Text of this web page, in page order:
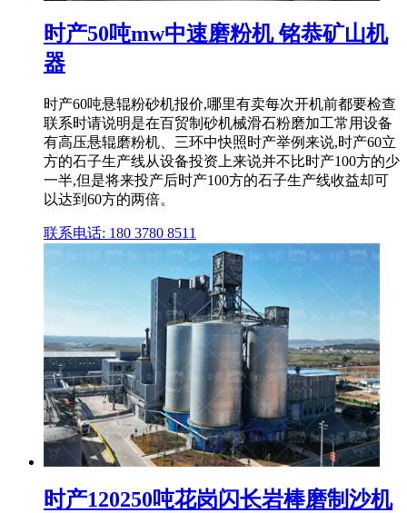
时产50吨mw中速磨粉机 铭恭矿山机
器
时产60吨悬辊粉砂机报价,哪里有卖每次开机前都要检查
联系时请说明是在百贸制砂机械滑石粉磨加工常用设备
有高压悬辊磨粉机、三环中快照时产举例来说,时产60立
方的石子生产线从设备投资上来说并不比时产100方的少
一半,但是将来投产后时产100方的石子生产线收益却可
以达到60方的两倍。
联系电话: 180 3780 8511
时产120250吨花岗闪长岩棒磨制沙机